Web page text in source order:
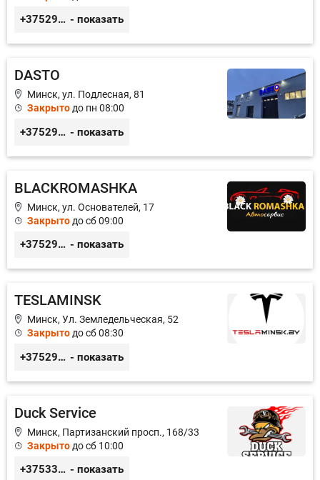
+375299395764 - показать
DASTO
Минск, ул. Подлесная, 81
Закрытодо пн 08:00
+375296606560 - показать
BLACKROMASHKA
Минск, ул. Основателей, 17
Закрыто до сб 09:00
+375296651188 - показать
TESLAMINSK
Минск, Ул. Земледельческая, 52
Закрытодо сб 08:30
+375291335101 - показать
Duck Service
Минск, Партизанский просп., 168/33
Закрыто до сб 10:00
+375333416710 - показать